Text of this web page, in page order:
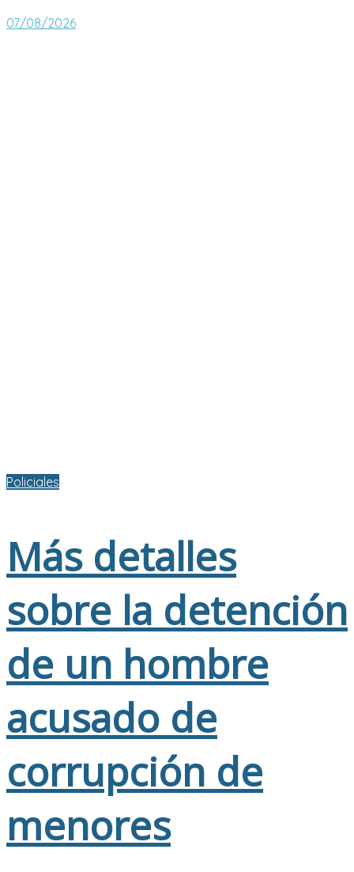
07/08/2026
Policiales
Más detalles
sobre la detención
de un hombre
acusado de
corrupción de
menores